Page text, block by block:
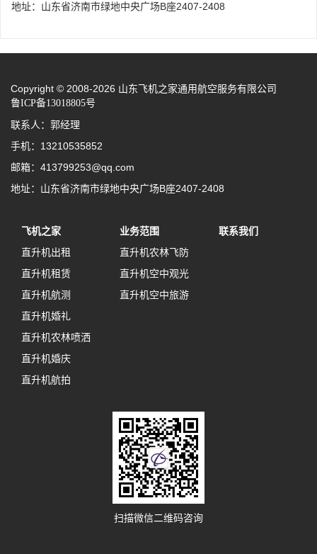
地址：山东省济南市绿地中央广场B座2407-2408
Copyright © 2008-2026 山东飞机之家通用航空服务有限公司
鲁ICP备13018805号
联系人：郭经理
手机：13210535852
邮箱：413799253@qq.com
地址：山东省济南市绿地中央广场B座2407-2408
飞机之家
直升机出租
直升机租赁
直升机航测
直升机婚礼
直升机农林喷洒
直升机婚庆
直升机航拍
业务范围
直升机农林飞防
直升机空中观光
直升机空中旅游
联系我们
扫描微信二维码咨询